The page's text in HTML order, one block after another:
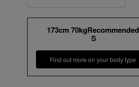
173cm 70kgRecommended
S
Find out more on your body type